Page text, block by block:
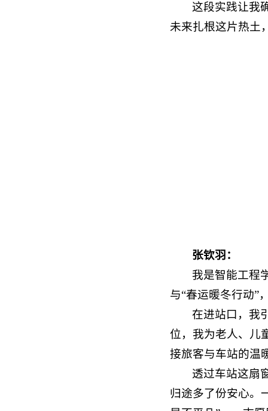
这段实践让我
未来扎根这片热土
张钦羽：
我是智能工程
与“春运暖冬行动”
在进站口，我
位，我为老人、儿
接旅客与车站的温
透过车站这扇
归途多了份安心。